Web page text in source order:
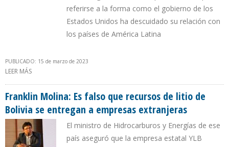
referirse a la forma como el gobierno de los
Estados Unidos ha descuidado su relación con
los países de América Latina
PUBLICADO: 15 de marzo de 2023
LEER MÁS
DE LITIO
Franklin Molina: Es falso que recursos de litio de
Bolivia se entregan a empresas extranjeras
El ministro de Hidrocarburos y Energías de ese
país aseguró que la empresa estatal YLB